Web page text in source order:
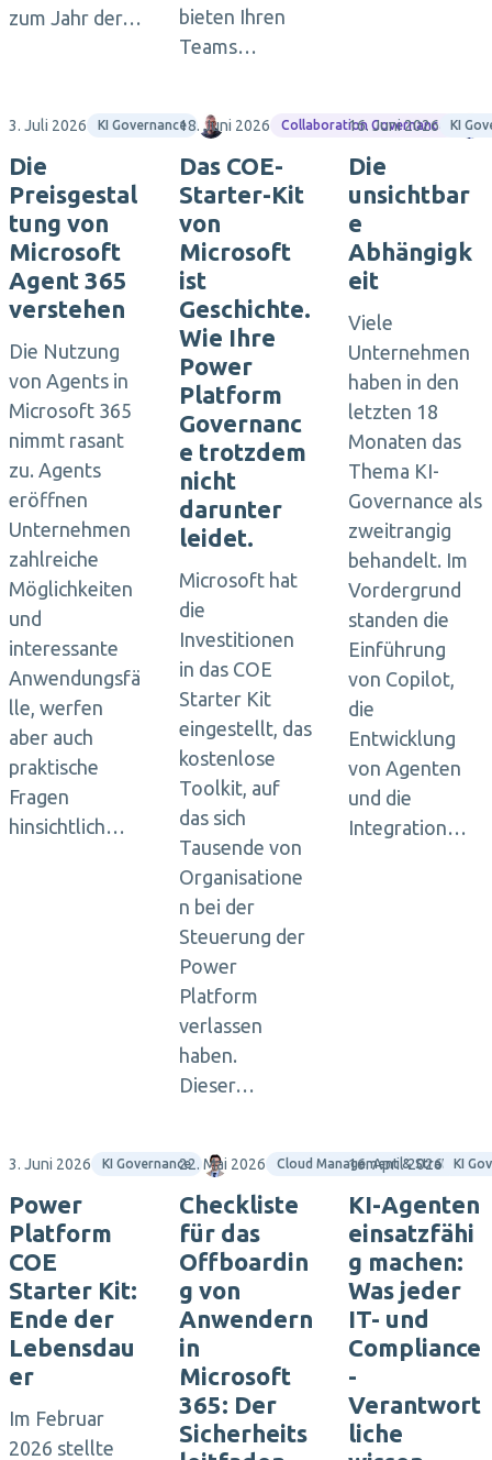
zum Jahr der…
bieten Ihren
Teams…
3. Juli 2026 KI Governance Jasper Oosterveld
Die
Preisgestal
tung von
Microsoft
Agent 365
verstehen
Die Nutzung
von Agents in
Microsoft 365
nimmt rasant
zu. Agents
eröffnen
Unternehmen
zahlreiche
Möglichkeiten
und
interessante
Anwendungsfä
lle, werfen
aber auch
praktische
Fragen
hinsichtlich…
18. Juni 2026 Collaboration Governance
Das COE-
Starter-Kit
von
Microsoft
ist
Geschichte.
Wie Ihre
Power
Platform
Governanc
e trotzdem
nicht
darunter
leidet.
Microsoft hat
die
Investitionen
in das COE
Starter Kit
eingestellt, das
kostenlose
Toolkit, auf
das sich
Tausende von
Organisatione
n bei der
Steuerung der
Power
Platform
verlassen
haben.
Dieser…
16. Juni 2026 KI
Die
unsichtbar
e
Abhängigk
eit
Viele
Unternehmen
haben in den
letzten 18
Monaten das
Thema KI-
Governance als
zweitrangig
behandelt. Im
Vordergrund
standen die
Einführung
von Copilot,
die
Entwicklung
von Agenten
und die
Integration…
3. Juni 2026 KI Governance Maximilian Götz
Power
Platform
COE
Starter Kit:
Ende der
Lebensdau
er
Im Februar
2026 stellte
22. Mai 2026 Cloud Management & Strategie
Checkliste
für das
Offboardin
g von
Anwendern
in
Microsoft
365: Der
Sicherheits
16. April 2026 KI
KI-Agenten
einsatzfähi
g machen:
Was jeder
IT- und
Compliance
-
Verantwort
liche